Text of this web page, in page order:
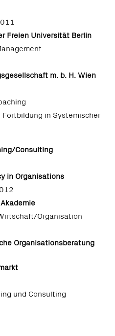
Freien Universität Berlin
m. b. H. Wien
in Systemischer
Consulting
in Organisations
Organisation
Organisationsberatung
und Consulting